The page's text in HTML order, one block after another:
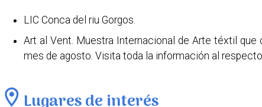
LIC Conca del riu Gorgos.
Art al Vent. Muestra Internacional de Arte téxtil
mes de agosto. Visita toda la información al
location_on